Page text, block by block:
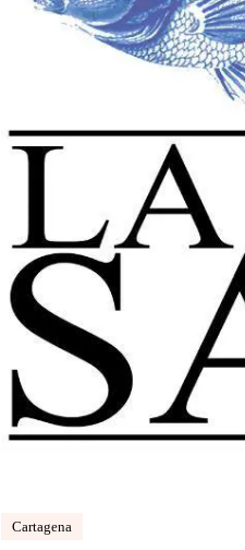
Cartagena